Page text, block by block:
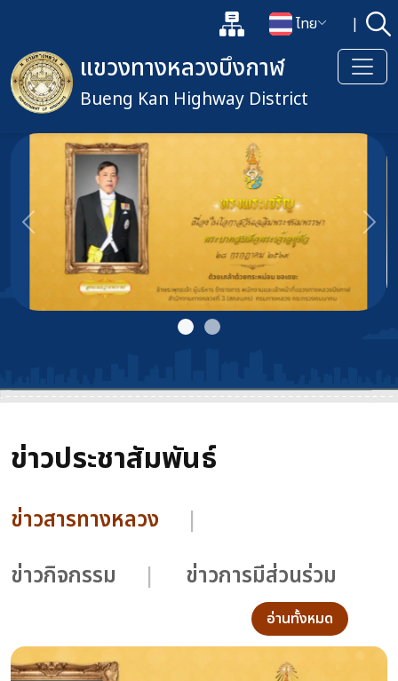
แผนผังเว็บไซต์
เปลี่ยนภาษา
ไทย | ค้
เปิดกล่องค้นหาข้อมูลหลักของเ
แขวงทางหลวงบึงกาฬ
Bueng Kan Highway District
ข้ามไปยังเนื้อหาหลัก
ข่าวประชาสัมพันธ์
ข่าวสารทางหลวง
ข่าวกิจกรรม
ข่าวการมีส่วนร่วม
อ่านทั้งหมด